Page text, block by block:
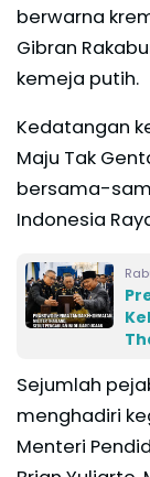
berwarna
Gibran
kemeja putih.
Kedatangan
Maju Tak
bersama-
Indonesia
Sejumlah
menghadiri
Menteri